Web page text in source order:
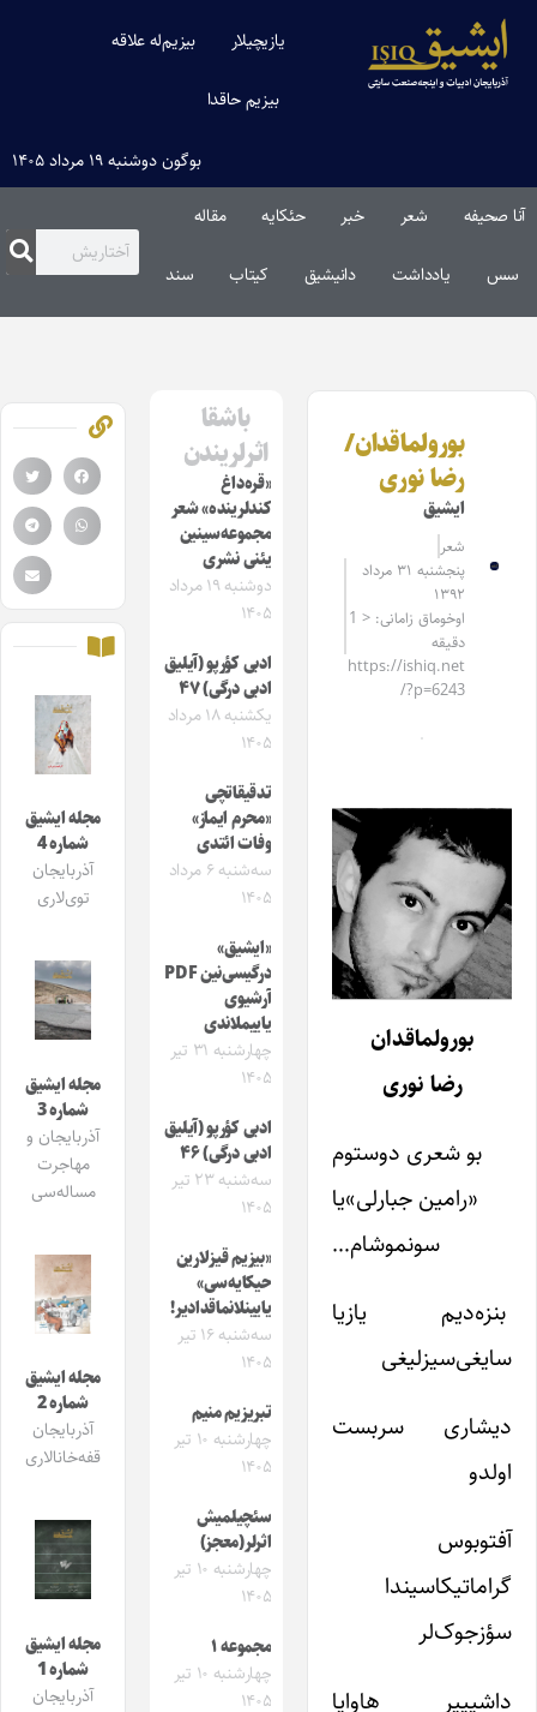
یازیچیلار بیزیم‌له علاقه
بیزیم حاقدا
بوگون دوشنبه ۱۹ مرداد ۱۴۰۵
آنا صحیفه شعر خبر حئکایه مقاله‌
سس یادداشت دانیشیق کیتاب سند
بورولماقدان/
رضا نوری
ایشیق
شعر
پنجشنبه ۳۱ مرداد
۱۳۹۲
اوخوماق زامانی: < 1
دقیقه
https://ishiq.net
/?p=6243
بورولماقدان
رضا نوری
بو شعری دوستوم
«رامین جبارلی»یا
سونموشام…‏
بنزه‌دیم یازیا
سایغی‌سیزلیغی
دیشاری سربست
اولدو
آفتوبوس
گراماتیکاسیندا
سؤزجوک‌لر
داشیییر هاوایا
باشقا
اثرلریندن
«قره‌داغ
کندلرینده» شعر
مجموعه‌سینین
یئنی نشری
دوشنبه ۱۹ مرداد
۱۴۰۵
ادبی کؤرپو (آیلیق
ادبی درگی) ۴۷
یکشنبه ۱۸ مرداد
۱۴۰۵
تدقیقاتچی
«محرم ایماز»
وفات ائتدی
سه‌شنبه ۶ مرداد
۱۴۰۵
«ایشیق»
درگیسی‌نین PDF
آرشیوی
یاییملاندی
چهارشنبه ۳۱ تیر
۱۴۰۵
ادبی کؤرپو (آیلیق
ادبی درگی) ۴۶
سه‌شنبه ۲۳ تیر
۱۴۰۵
«بیزیم قیزلارین
حیکایه‌سی»
یایینلانماقدادیر!
سه‌شنبه ۱۶ تیر
۱۴۰۵
تبریزیم منیم
چهارشنبه ۱۰ تیر
۱۴۰۵
سئچیلمیش
اثرلر(معجز)
چهارشنبه ۱۰ تیر
۱۴۰۵
مجموعه ۱
چهارشنبه ۱۰ تیر
۱۴۰۵
مجله ایشیق
شماره 4
آذربایجان
توی‌لاری
مجله ایشیق
شماره 3
آذربایجان و
مهاجرت
مساله‌سی
مجله ایشیق
شماره 2
آذربایجان
قفه‌خانالاری
مجله ایشیق
شماره 1
آذربایجان